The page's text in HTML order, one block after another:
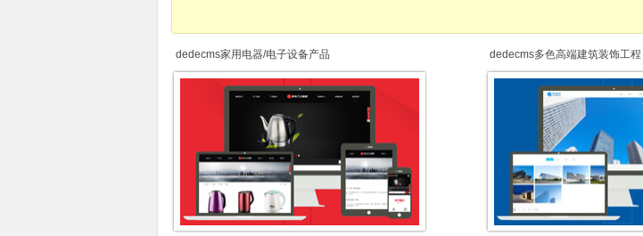
dedecms家用电器/电子设备产品 dedecms多色高端建筑装饰工程